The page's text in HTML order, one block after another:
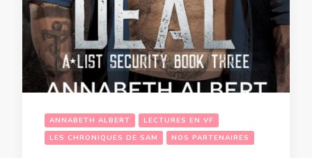
ANNABETH ALBERT
LECTURES EN VF
LES CHRONIQUES DE SAM
NOS PARTENAIRES